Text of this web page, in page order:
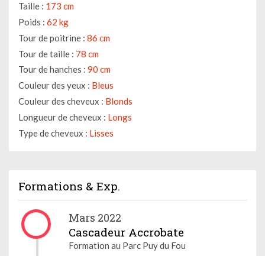
Taille : 173 cm
Poids : 62 kg
Tour de poitrine : 86 cm
Tour de taille : 78 cm
Tour de hanches : 90 cm
Couleur des yeux : Bleus
Couleur des cheveux : Blonds
Longueur de cheveux : Longs
Type de cheveux : Lisses
Formations & Exp.
Mars 2022
Cascadeur Accrobate
Formation au Parc Puy du Fou